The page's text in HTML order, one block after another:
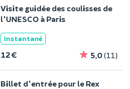
Visite guidée des coulisses de
l'UNESCO à Paris
Instantané
12 € 5,0(11)
Billet d'entrée pour le Rex